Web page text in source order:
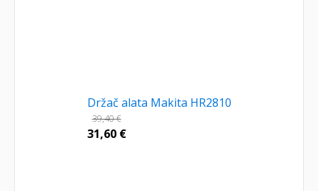
Držač alata Makita HR2810
39,40€
31,60 €